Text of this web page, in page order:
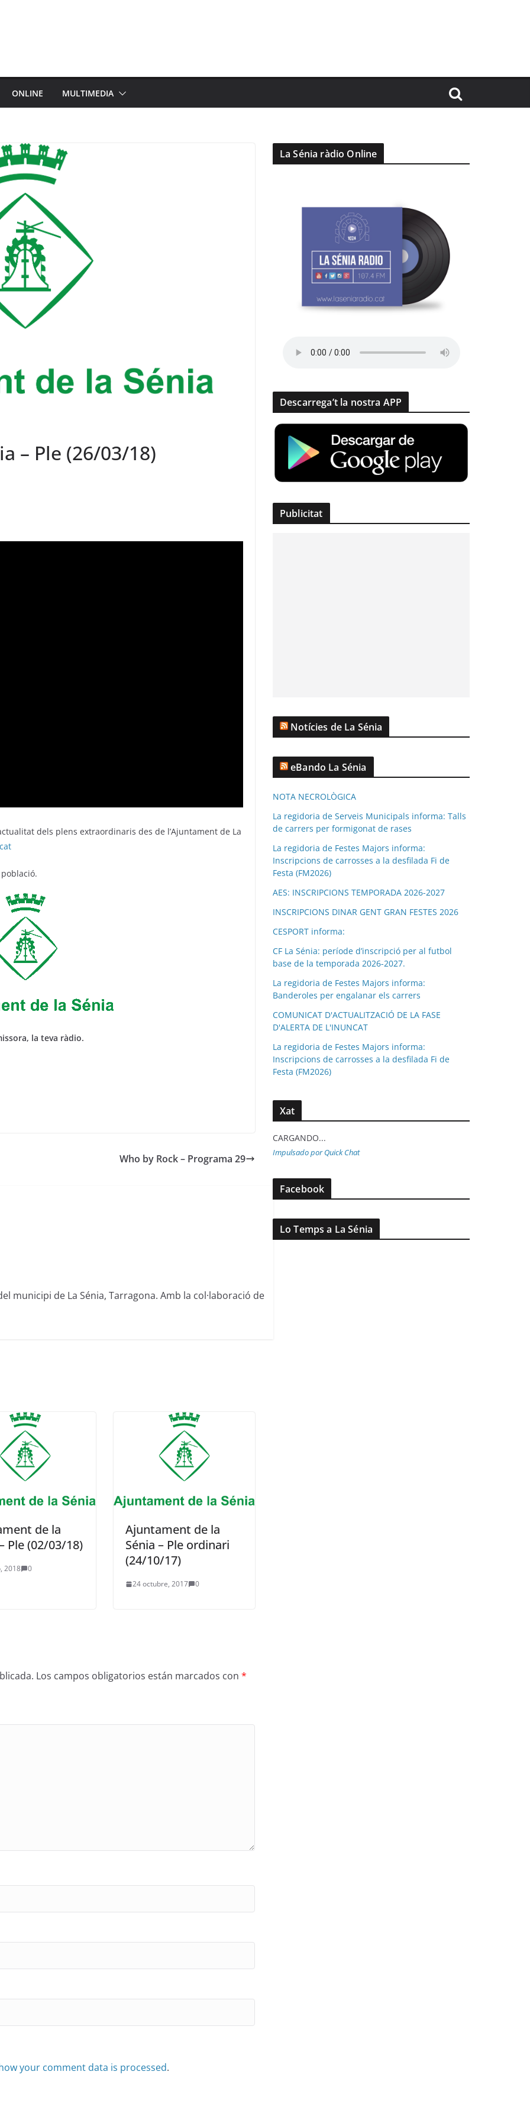
ONLINE MULTIMEDIA
– Ple (26/03/18)
dels plens extraordinaris des de l’Ajuntament de La
la teva ràdio.
Who by Rock – Programa 29
municipi de La Sénia, Tarragona. Amb la col·laboració de
de la
Ple (02/03/18)
2018 0
Ajuntament de la
Sénia – Ple ordinari
(24/10/17)
24 octubre, 2017 0
Los campos obligatorios están marcados con *
your comment data is processed.
La Sénia ràdio Online
Descarrega’t la nostra APP
Publicitat
Notícies de La Sénia
eBando La Sénia
NOTA NECROLÒGICA
La regidoria de Serveis Municipals informa: Talls
de carrers per formigonat de rases
La regidoria de Festes Majors informa:
Inscripcions de carrosses a la desfilada Fi de
Festa (FM2026)
AES: INSCRIPCIONS TEMPORADA 2026-2027
INSCRIPCIONS DINAR GENT GRAN FESTES 2026
CESPORT informa:
CF La Sénia: període d’inscripció per al futbol
base de la temporada 2026-2027.
La regidoria de Festes Majors informa:
Banderoles per engalanar els carrers
COMUNICAT D'ACTUALITZACIÓ DE LA FASE
D'ALERTA DE L'INUNCAT
La regidoria de Festes Majors informa:
Inscripcions de carrosses a la desfilada Fi de
Festa (FM2026)
Xat
CARGANDO...
Impulsado por Quick Chat
Facebook
Lo Temps a La Sénia